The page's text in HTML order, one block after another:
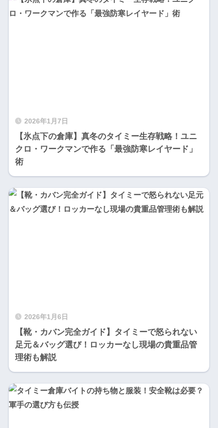
2026年1月7日
【氷点下の倉庫】真冬のタイミー生存戦略！ユニ
クロ・ワークマンで作る「最強防寒レイヤード」
術
2026年1月6日
【靴・カバン完全ガイド】タイミーで怒られない
足元＆バッグ選び！ロッカーなし現場の貴重品管
理術も解説